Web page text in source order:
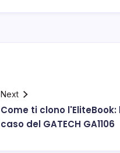
Next
Come ti clono
caso del GATECH GA1106